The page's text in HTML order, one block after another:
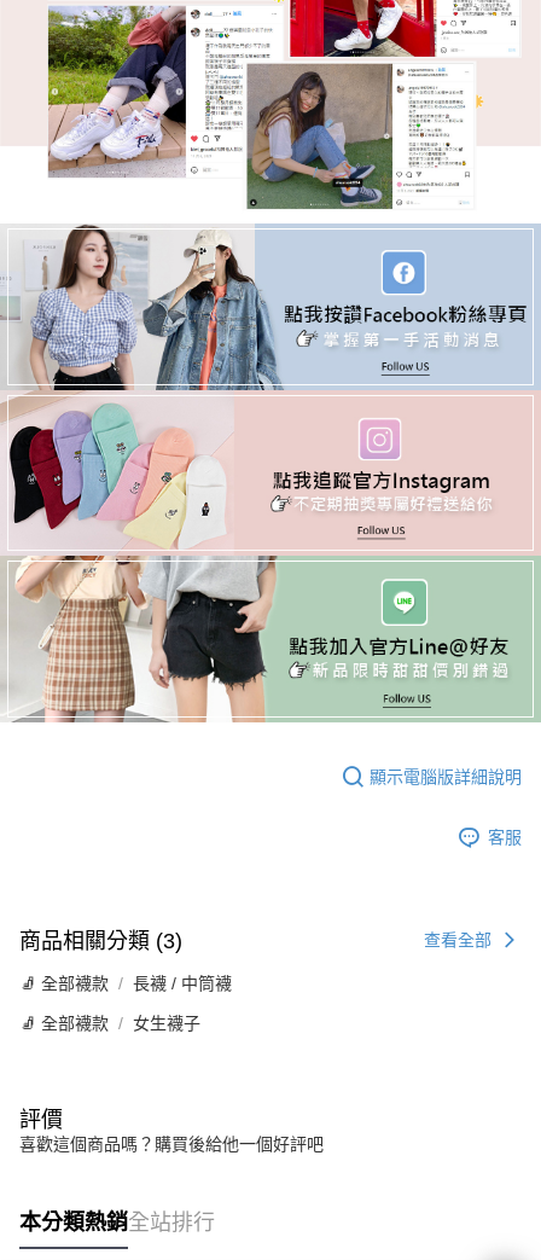
顯示電腦版詳細說明
客服
商品相關分類 (3) 查看全部
🧦 全部襪款 長襪 / 中筒襪
🧦 全部襪款 女生襪子
評價
喜歡這個商品嗎？購買後給他一個好評吧
本分類熱銷全站排行